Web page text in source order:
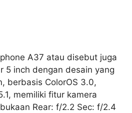
A37 atau disebut juga
5 inch dengan desain yang
berbasis ColorOS 3.0,
memiliki fitur kamera
Rear: f/2.2 Sec: f/2.4